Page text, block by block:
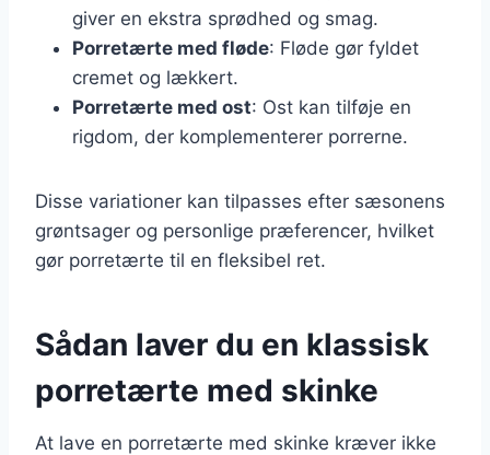
giver en ekstra sprødhed og smag.
Porretærte med fløde: Fløde gør fyldet
cremet og lækkert.
Porretærte med ost: Ost kan tilføje en
rigdom, der komplementerer porrerne.
Disse variationer kan tilpasses efter sæsonens
grøntsager og personlige præferencer, hvilket
gør porretærte til en fleksibel ret.
Sådan laver du en klassisk
porretærte med skinke
At lave en porretærte med skinke kræver ikke